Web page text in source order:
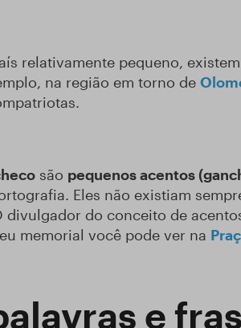
relativamente pequeno,
na região em torno de
são pequenos acentos
Eles não existiam
divulgador do conceito de
memorial você pode ver na
e